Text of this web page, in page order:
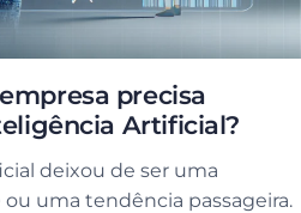
precisa
Artificial?
deixou de ser uma
uma tendência passageira.